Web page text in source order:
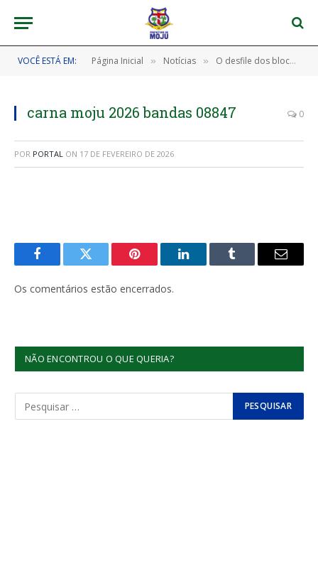
VOCÊ ESTÁ EM: Página Inicial » Notícias » O desfile dos blocos no corredor da folia foi um verdadeiro espetáculo no nosso CarnaMoju 2026! 🎊🎉
carna moju 2026 bandas 08847 0
POR PORTAL ON 17 DE FEVEREIRO DE 2026
FacebookTwitter Pinterest LinkedInTumblr
E-
Os comentários estão encerrados.
NÃO ENCONTROU O QUE QUERIA?